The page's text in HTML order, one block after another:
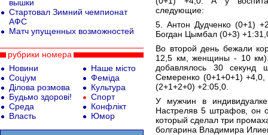
следующие:
5. Антон Дудченко (0+1)
Богдан Цымбал (0+3)
Во второй день бежали
12,5 км, женщины - 10
добавлялось 30
Семеренко (0+1+0+1)
(2+1+2+0) +2:05,0.
У мужчин в
Настреляв 5 штрафов, он
который сделал три
болгарина Владимира
вышки
Стартовал Зимний чемпионат
АФС
Матч упущенных возможностей
рубрики номера
Новини
Соціум
Ділова розмова
Будьмо здорові!
Среда
Власть
Наше місто
Феміда
Культура
Спорт
Конфлікт
Юмор